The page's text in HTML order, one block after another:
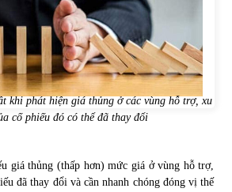
khi phát hiện giá thủng ở các vùng hỗ trợ, xu
cố phiếu đó có thể đã thay đổi
giá thủng (thấp hơn) mức giá ở vùng hỗ trợ,
đã thay đổi và cần nhanh chóng đóng vị thế